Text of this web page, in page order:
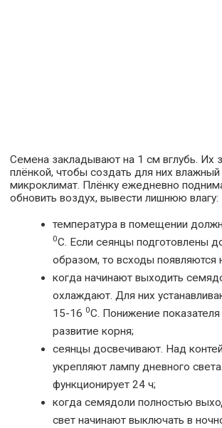
Семена закладывают на 1 см вглубь. Их
плёнкой, чтобы создать для них влажный
микроклимат. Плёнку ежедневно
обновить воздух, вывести лишнюю влагу:
температура в помещении
0С. Если сеянцы подготовлены
образом, то всходы появляются
когда начинают выходить
охлаждают. Для них
15-16 0С. Понижение показателя
развитие корня;
сеянцы досвечивают. Над
укрепляют лампу дневного
функционирует 24 ч;
когда семядоли полностью
свет начинают выключать в